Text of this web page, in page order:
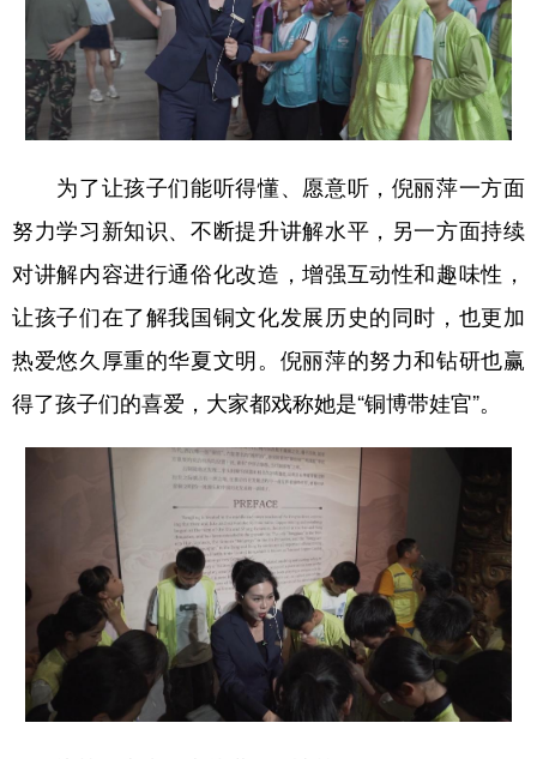
为了让孩子们能听得懂、愿意听，倪丽萍一方面
努力学习新知识、不断提升讲解水平，另一方面持续
对讲解内容进行通俗化改造，增强互动性和趣味性，
让孩子们在了解我国铜文化发展历史的同时，也更加
热爱悠久厚重的华夏文明。倪丽萍的努力和钻研也赢
得了孩子们的喜爱，大家都戏称她是“铜博带娃官”。